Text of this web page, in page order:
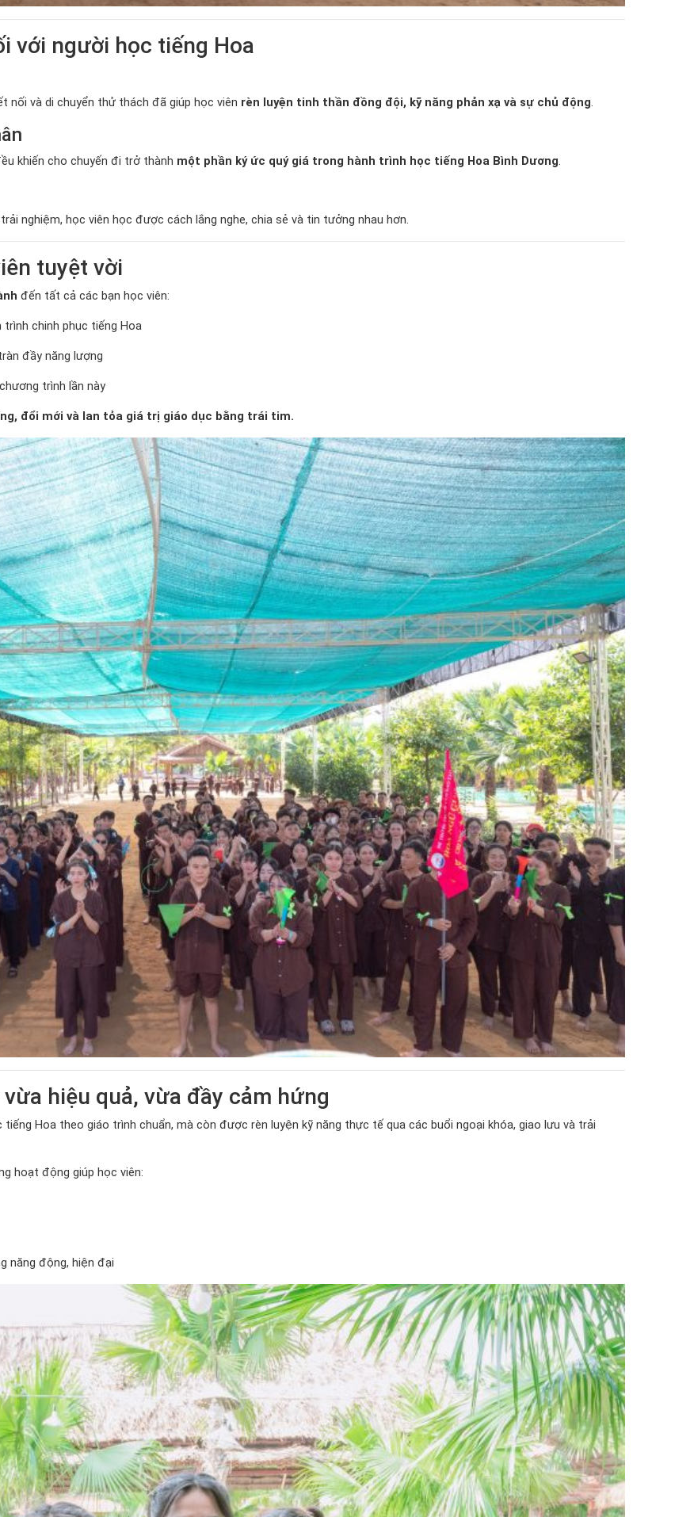
với người học tiếng Hoa
và di chuyển thử thách đã giúp học viên rèn luyện tinh thần đồng đội, kỹ năng phản xạ và sự chủ động.
khiến cho chuyến đi trở thành một phần ký ức quý giá trong hành trình học tiếng Hoa Bình Dương.
nghiệm, học viên học được cách lắng nghe, chia sẻ và tin tưởng nhau hơn.
tuyệt vời
đến tất cả các bạn học viên:
chinh phục tiếng Hoa
đầy năng lượng
trình lần này
đổi mới và lan tỏa giá trị giáo dục bằng trái tim.
hiệu quả, vừa đầy cảm hứng
tiếng Hoa theo giáo trình chuẩn, mà còn được rèn luyện kỹ năng thực tế qua các buổi ngoại khóa, giao lưu và trải
hoạt động giúp học viên:
năng động, hiện đại